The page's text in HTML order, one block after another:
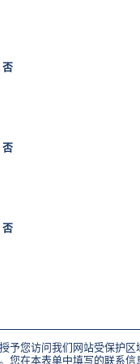
否
否
否
予您访问我们网站受保护区
您在本表单中填写的联系信